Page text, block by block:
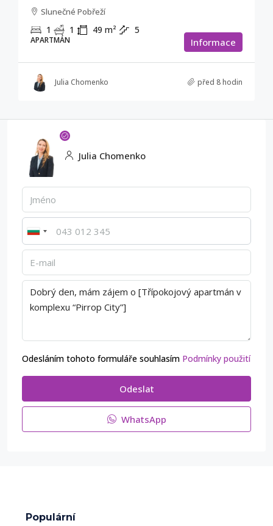
Slunečné Pobřeží
1 1 49 m² 5
APARTMÁN Informace
Julia Chomenko před 8 hodin
Julia Chomenko
Odesláním tohoto formuláře souhlasím Podmínky použití
Odeslat
WhatsApp
Populární